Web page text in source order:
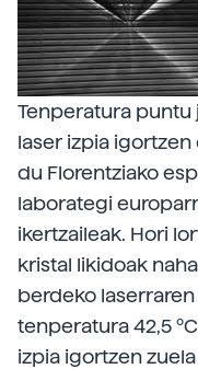
Tenperatura puntu
laser izpia
du Florentziako
laborategi
ikertzaileak. Hori
kristal likidoak
berdeko
tenperatura 42,5
izpia igortzen